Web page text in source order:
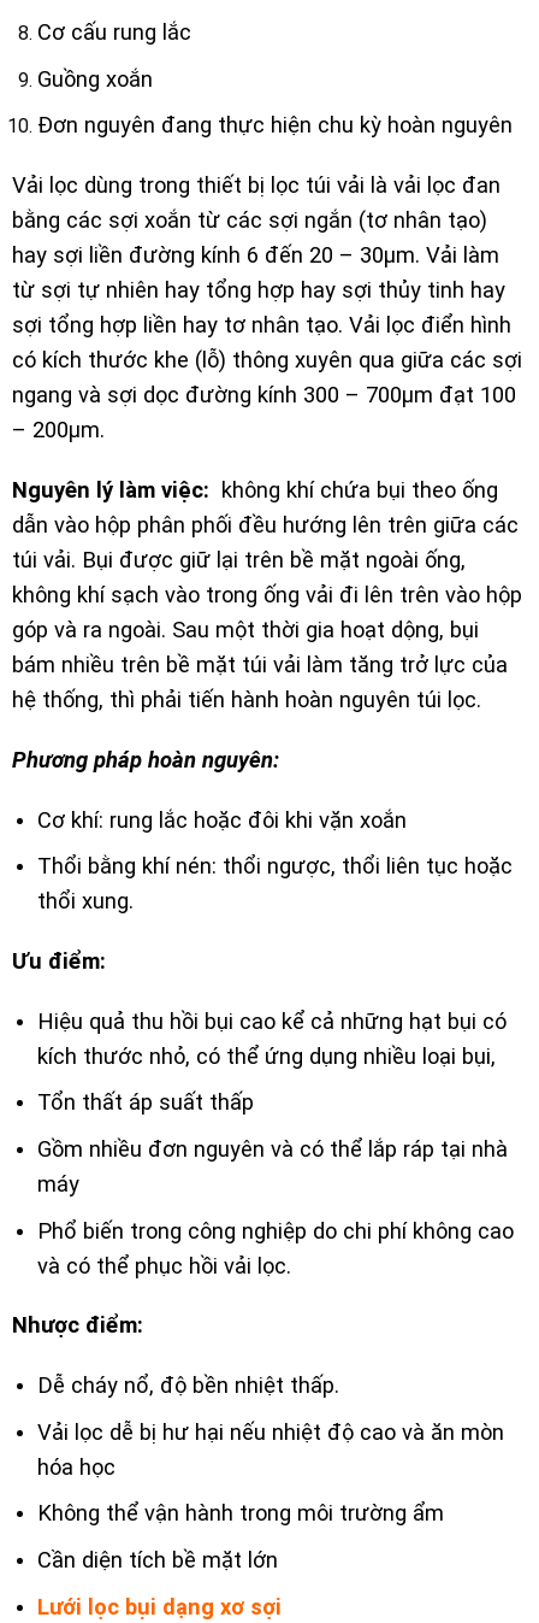
Cơ cấu rung lắc
Guồng xoắn
Đơn nguyên đang thực hiện chu kỳ hoàn nguyên
Vải lọc dùng trong thiết bị lọc túi vải là vải lọc đan
bằng các sợi xoắn từ các sợi ngắn (tơ nhân tạo)
hay sợi liền đường kính 6 đến 20 – 30µm. Vải làm
từ sợi tự nhiên hay tổng hợp hay sợi thủy tinh hay
sợi tổng hợp liền hay tơ nhân tạo. Vải lọc điển hình
có kích thước khe (lỗ) thông xuyên qua giữa các sợi
ngang và sợi dọc đường kính 300 – 700µm đạt 100
– 200µm.
Nguyên lý làm việc: không khí chứa bụi theo ống
dẫn vào hộp phân phối đều hướng lên trên giữa các
túi vải. Bụi được giữ lại trên bề mặt ngoài ống,
không khí sạch vào trong ống vải đi lên trên vào hộp
góp và ra ngoài. Sau một thời gia hoạt dộng, bụi
bám nhiều trên bề mặt túi vải làm tăng trở lực của
hệ thống, thì phải tiến hành hoàn nguyên túi lọc.
Phương pháp hoàn nguyên:
Cơ khí: rung lắc hoặc đôi khi vặn xoắn
Thổi bằng khí nén: thổi ngược, thổi liên tục hoặc
thổi xung.
Ưu điểm:
Hiệu quả thu hồi bụi cao kể cả những hạt bụi có
kích thước nhỏ, có thể ứng dụng nhiều loại bụi,
Tổn thất áp suất thấp
Gồm nhiều đơn nguyên và có thể lắp ráp tại nhà
máy
Phổ biến trong công nghiệp do chi phí không cao
và có thể phục hồi vải lọc.
Nhược điểm:
Dễ cháy nổ, độ bền nhiệt thấp.
Vải lọc dễ bị hư hại nếu nhiệt độ cao và ăn mòn
hóa học
Không thể vận hành trong môi trường ẩm
Cần diện tích bề mặt lớn
Lưới lọc bụi dạng xơ sợi